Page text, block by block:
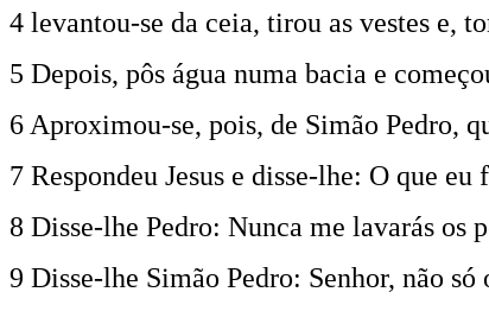
4 levantou-se da ceia, tirou as vestes e,
5 Depois, pôs água numa bacia e
6 Aproximou-se, pois, de Simão Pedro,
7 Respondeu Jesus e disse-lhe: O que
8 Disse-lhe Pedro: Nunca me lavarás os
9 Disse-lhe Simão Pedro: Senhor, não só